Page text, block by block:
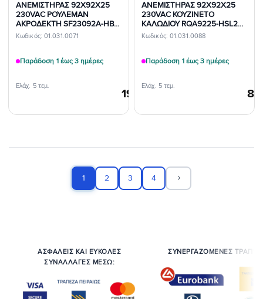
Κωδικός: 01.031.0071
ΑΝΕΜΙΣΤΗΡΑΣ 92X92X25
230VAC ΡΟΥΛΕΜΑΝ
ΑΚΡΟΔΕΚΤΗ SF23092A-HBT
SUNON
Ελάχ. 5 τεμ.
19,74 €
Παράδοση 1 έως 3 ημέρες
Κωδικός: 01.031.0088
ΑΝΕΜΙΣΤΗΡΑΣ 92X92X25
230VAC ΚΟΥΖΙΝΕΤΟ
ΚΑΛΩΔΙΟΥ RQA9225-HSL2
TID
Ελάχ. 5 τεμ.
Παράδοση 1 έως 3 ημέρες
1 2 3 4
ΑΣΦΑΛΕΙΣ ΚΑΙ ΕΥΚΟΛΕΣ
ΣΥΝΑΛΛΑΓΕΣ ΜΕΣΩ:
ΣΥΝΕΡΓΑΖΟΜΕΝΕΣ